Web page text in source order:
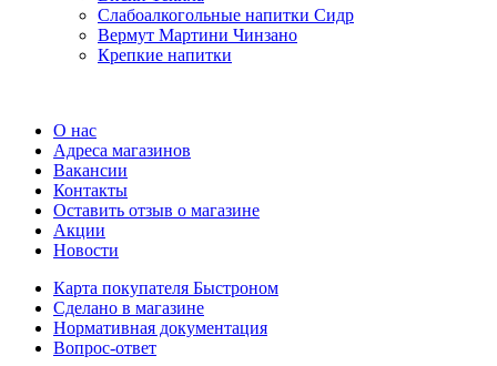
Слабоалкогольные напитки Сидр
Вермут Мартини Чинзано
Крепкие напитки
О нас
Адреса магазинов
Вакансии
Контакты
Оставить отзыв о магазине
Акции
Новости
Карта покупателя Быстроном
Сделано в магазине
Нормативная документация
Вопрос-ответ